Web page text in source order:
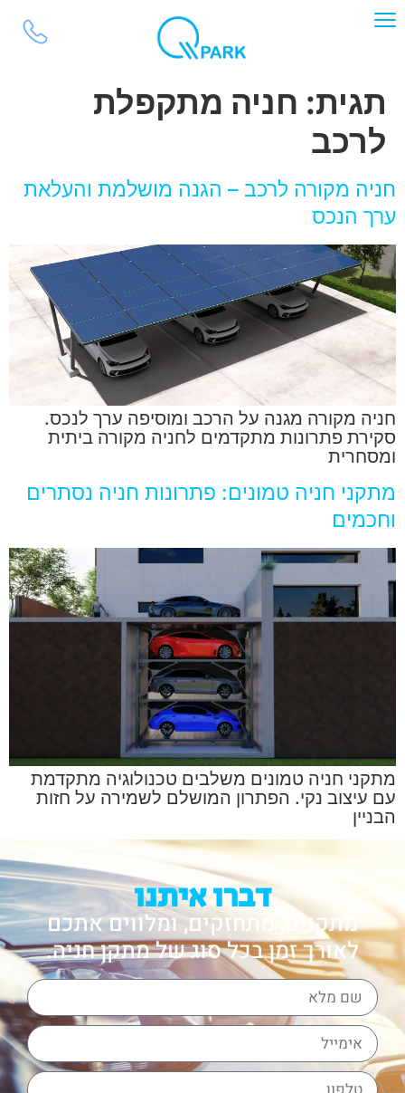
לתוכן
תגית: חניה מתקפלת
לרכב
חניה מקורה לרכב – הגנה מושלמת והעלאת
ערך הנכס
חניה מקורה מגנה על הרכב ומוסיפה ערך לנכס.
סקירת פתרונות מתקדמים לחניה מקורה ביתית
ומסחרית
מתקני חניה טמונים: פתרונות חניה נסתרים
וחכמים
מתקני חניה טמונים משלבים טכנולוגיה מתקדמת
עם עיצוב נקי. הפתרון המושלם לשמירה על חזות
הבניין
דברו איתנו
מתקנים, מתחזקים, ומלווים אתכם
לאורך זמן בכל סוג של מתקן חניה.